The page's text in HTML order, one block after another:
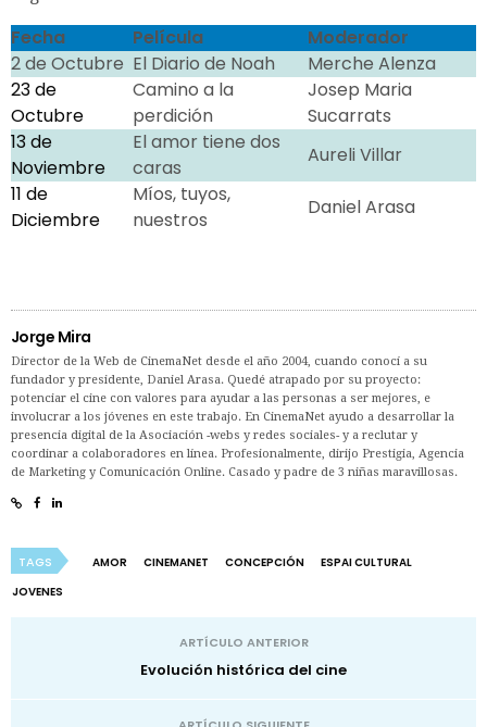
Fecha Película
Moderador
2 de Octubre El Diario de Noah
Merche Alenza
23 de
Octubre
Camino a la
perdición
Josep Maria
Sucarrats
13 de
Noviembre
El amor tiene dos
caras
Aureli Villar
11 de
Diciembre
Míos, tuyos,
nuestros
Daniel Arasa
Jorge Mira
Director de la Web de CinemaNet desde el año 2004, cuando conocí a su
fundador y presidente, Daniel Arasa. Quedé atrapado por su proyecto:
potenciar el cine con valores para ayudar a las personas a ser mejores, e
involucrar a los jóvenes en este trabajo. En CinemaNet ayudo a desarrollar la
presencia digital de la Asociación -webs y redes sociales- y a reclutar y
coordinar a colaboradores en línea. Profesionalmente, dirijo Prestigia, Agencia
de Marketing y Comunicación Online. Casado y padre de 3 niñas maravillosas.
TAGS AMOR CINEMANET CONCEPCIÓN
ESPAI CULTURAL
JOVENES
ARTÍCULO ANTERIOR
Evolución histórica del cine